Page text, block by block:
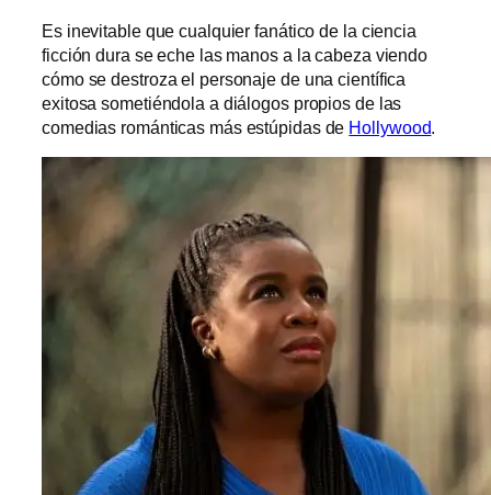
Es inevitable que cualquier fanático de la ciencia
ficción dura se eche las manos a la cabeza viendo
cómo se destroza el personaje de una científica
exitosa sometiéndola a diálogos propios de las
comedias románticas más estúpidas de Hollywood.